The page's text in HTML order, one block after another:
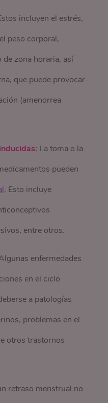
incluyen el estrés,
peso corporal,
zona horaria, así
que puede provocar
(amenorrea
La toma o la
pueden
. Esto incluye
entre otros.
enfermedades
en el ciclo
a patologías
problemas en el
otros trastornos
retraso menstrual no